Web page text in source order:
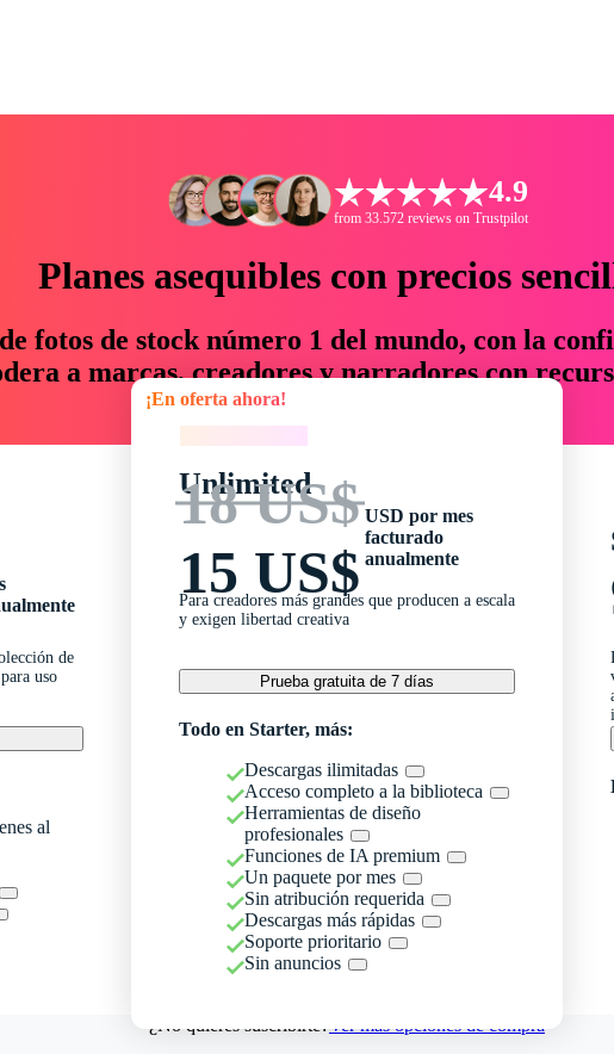
4.9
from 33.572 reviews on Trustpilot
Planes asequibles con precios
fotos de stock número 1 del mundo, con la
a marcas, creadores y narradores con
un 76 % en tiempo y presupuesto.
de
uso
al
¡En oferta ahora!
Unlimited
18 US$
15 US$
USD por mes
facturado
anualmente
Para creadores más grandes que producen a escala
y exigen libertad creativa
Prueba gratuita de 7 días
Todo en Starter, más:
Descargas ilimitadas
Acceso completo a la biblioteca
Herramientas de diseño
profesionales
Funciones de IA premium
Un paquete por mes
Sin atribución requerida
Descargas más rápidas
Soporte prioritario
Sin anuncios
¿No quieres suscribirte?Ver más opciones de compra